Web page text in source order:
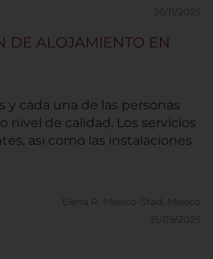
26/11/2025
DE ALOJAMIENTO EN
y cada una de las personas
nivel de calidad. Los servicios
asi como las instalaciones
Elena R.
Mexico-Stad, Mexico
15/09/2025